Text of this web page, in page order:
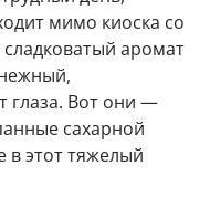
мимо киоска со
аромат
Вот они —
сахарной
этот тяжелый